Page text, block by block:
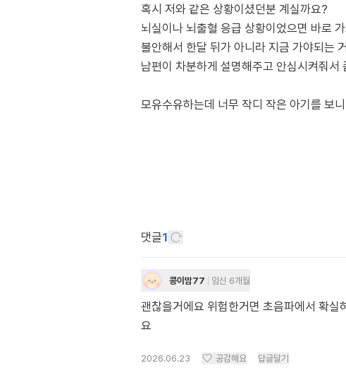
혹시 저와 같은 상황이셨던분 계실까요?
뇌실이나 뇌출혈 응급 상황이었으면 바로
불안해서 한달 뒤가 아니라 지금 가야되는
남편이 차분하게 설명해주고 안심시켜줘서
모유수유하는데 너무 작디 작은 아기를 보
댓글1
콩이맘77 임신 6개월
괜찮을거에요 위험한거면 초음파에서 확
요
2026.06.23 공감해요 답글달기